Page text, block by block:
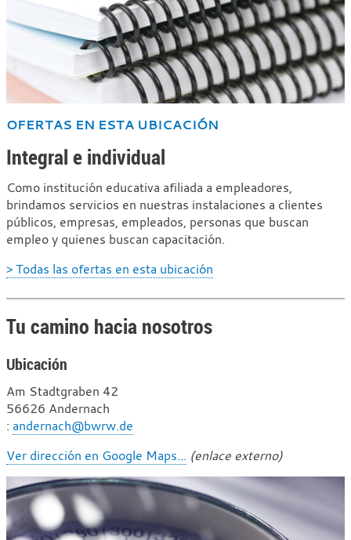
OFERTAS EN ESTA UBICACIÓN
Integral e individual
Como institución educativa afiliada a empleadores,
brindamos servicios en nuestras instalaciones a clientes
públicos, empresas, empleados, personas que buscan
empleo y quienes buscan capacitación.
> Todas las ofertas en esta ubicación
Tu camino hacia nosotros
Ubicación
Am Stadtgraben 42
56626 Andernach
C
r
r
e
o
e
: andernach@bwrw.de
Ver dirección en Google Maps... (enlace externo)